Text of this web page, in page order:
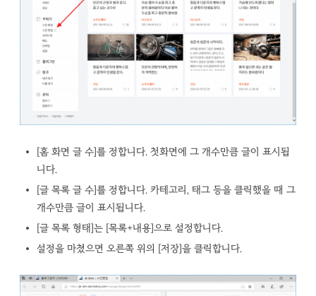
[홈 화면 글 수]를 정합니다. 첫화면에 그 개수만큼 글이 표시됩
니다.
[글 목록 글 수]를 정합니다. 카테고리, 태그 등을 클릭했을 때 그
개수만큼 글이 표시됩니다.
[글 목록 형태]는 [목록+내용]으로 설정합니다.
설정을 마쳤으면 오른쪽 위의 [저장]을 클릭합니다.